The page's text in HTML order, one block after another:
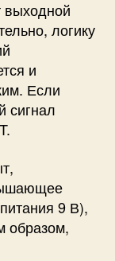
что
в
вывод
из
Всякий
низким
контакт
будет